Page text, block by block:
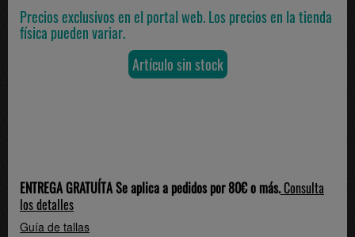
Precios exclusivos en el portal web. Los precios en la tienda
física pueden variar.
Artículo sin stock
ENTREGA GRATUÍTA Se aplica a pedidos por 80€ o más.Consulta
los detalles
Guía de tallas